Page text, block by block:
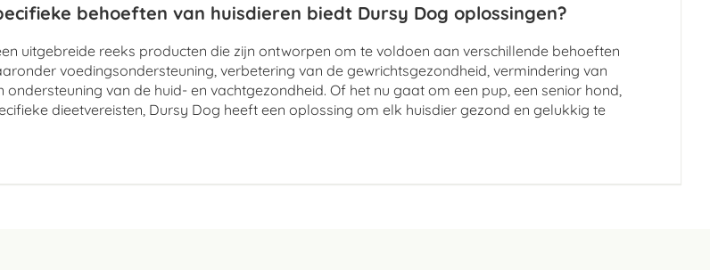
behoeften van huisdieren biedt Dursy Dog oplossingen?
uitgebreide reeks producten die zijn ontworpen om te voldoen aan verschillende behoeften
voedingsondersteuning, verbetering van de gewrichtsgezondheid, vermindering van
ondersteuning van de huid- en vachtgezondheid. Of het nu gaat om een pup, een senior hond,
dieetvereisten, Dursy Dog heeft een oplossing om elk huisdier gezond en gelukkig te